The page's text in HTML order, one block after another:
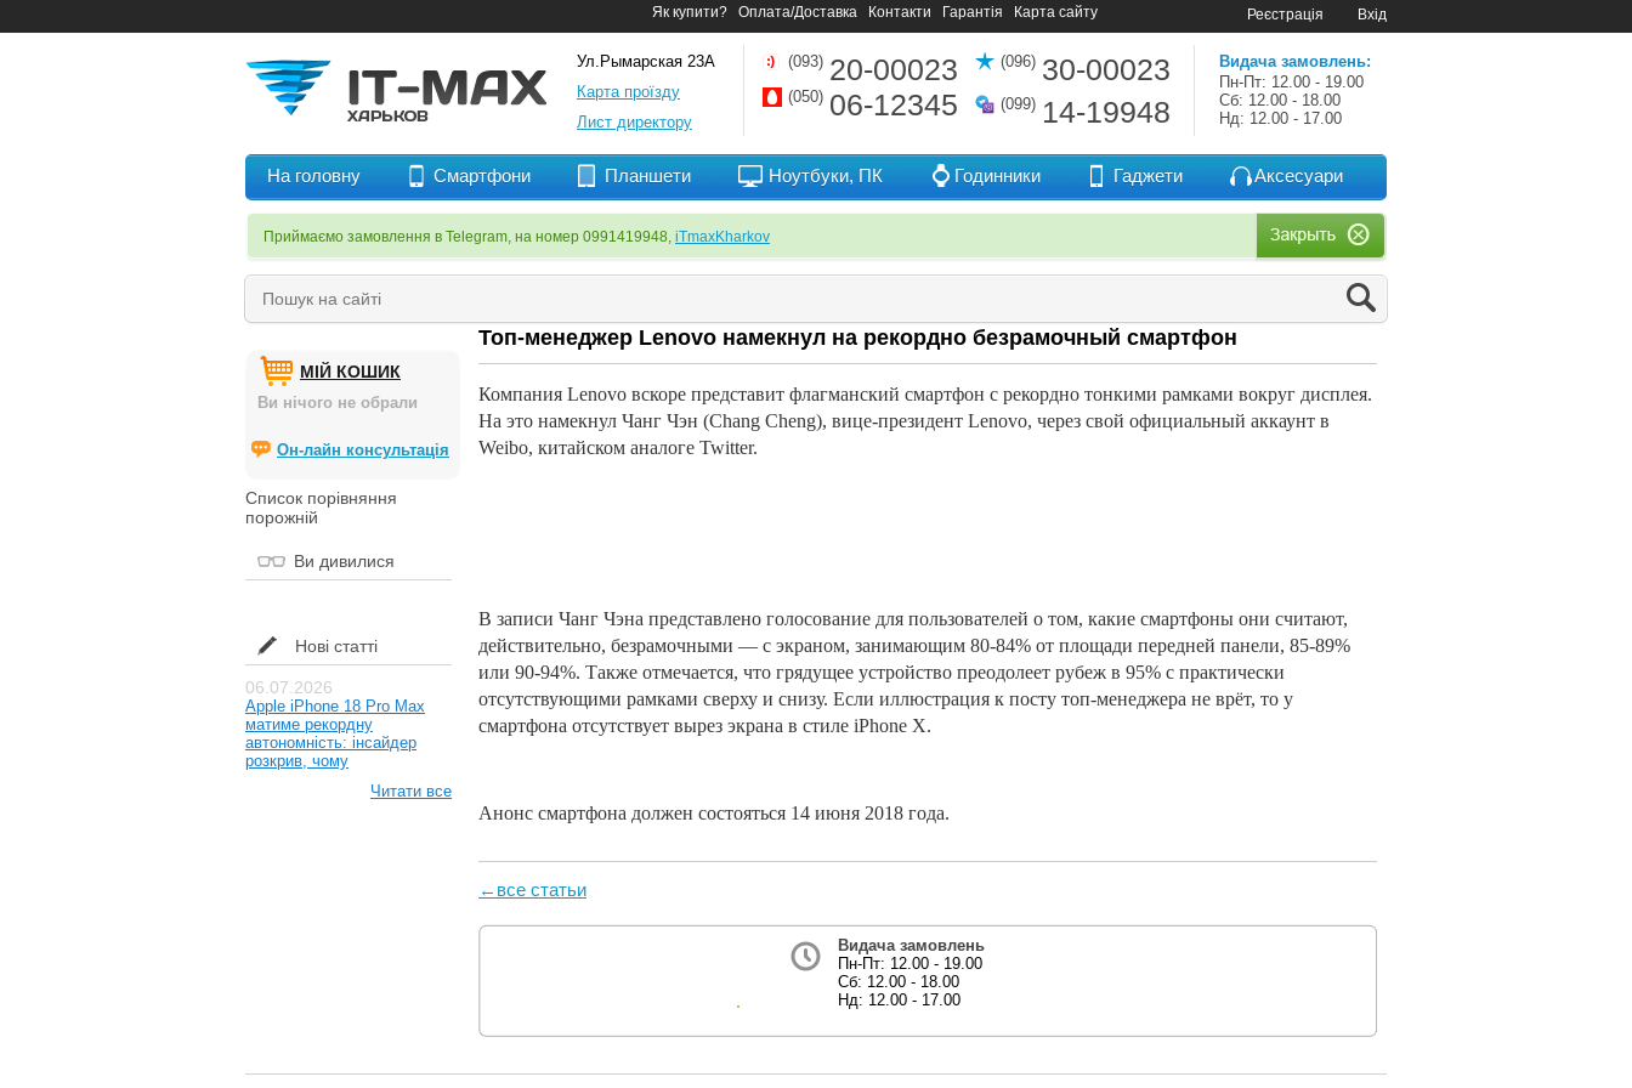
Як купити? Оплата/Доставка Контакти Гарантія Карта сайту Реєстрація Вхід
Ул.Рымарская 23А
Карта проїзду
Лист директору
(093) 20-00023
(050) 06-12345
(096) 30-00023
(099) 14-19948
Видача замовлень:
Пн-Пт: 12.00 - 19.00
Сб: 12.00 - 18.00
Нд: 12.00 - 17.00
На головну Смартфони Планшети Ноутбуки, ПК Годинники Гаджети Аксесуари
Приймаємо замовлення в Telegram, на номер 0991419948, iTmaxKharkov
МІЙ КОШИК
Ви нічого не обрали
Он-лайн консультація
Список порівняння
порожній
Ви дивилися
Нові статті
06.07.2026
Apple iPhone 18 Pro Max
матиме рекордну
автономність: інсайдер
розкрив, чому
Читати все
Топ-менеджер Lenovo намекнул на рекордно безрамочный смартфон
Компания Lenovo вскоре представит флагманский смартфон с рекордно тонкими рамками вокруг дисплея.
На это намекнул Чанг Чэн (Chang Cheng), вице-президент Lenovo, через свой официальный аккаунт в
Weibo, китайском аналоге Twitter.
В записи Чанг Чэна представлено голосование для пользователей о том, какие смартфоны они считают,
действительно, безрамочными — с экраном, занимающим 80-84% от площади передней панели, 85-89%
или 90-94%. Также отмечается, что грядущее устройство преодолеет рубеж в 95% с практически
отсутствующими рамками сверху и снизу. Если иллюстрация к посту топ-менеджера не врёт, то у
смартфона отсутствует вырез экрана в стиле iPhone X.
Анонс смартфона должен состояться 14 июня 2018 года.
←все статьи
Видача замовлень
Пн-Пт: 12.00 - 19.00
Сб: 12.00 - 18.00
Нд: 12.00 - 17.00